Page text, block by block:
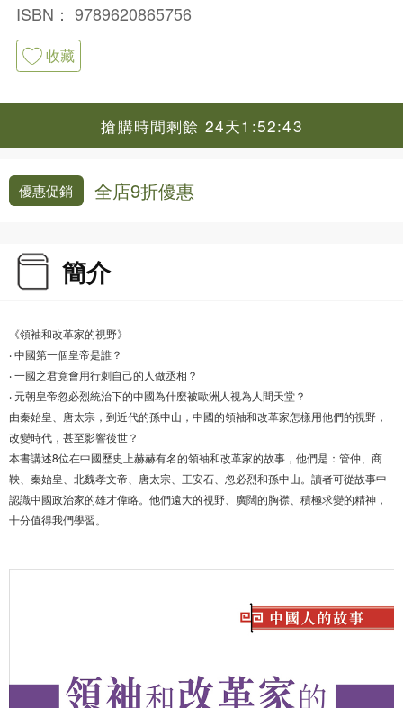
ISBN： 9789620865756
收藏
搶購時間剩餘 24天1:52:42
優惠促銷 全店9折優惠
簡介
《領袖和改革家的視野》
‧ 中國第一個皇帝是誰？
‧ 一國之君竟會用行刺自己的人做丞相？
‧ 元朝皇帝忽必烈統治下的中國為什麼被歐洲人視為人間天堂？
由秦始皇、唐太宗，到近代的孫中山，中國的領袖和改革家怎樣用他們的視野，
改變時代，甚至影響後世？
本書講述8位在中國歷史上赫赫有名的領袖和改革家的故事，他們是：管仲、商
鞅、秦始皇、北魏孝文帝、唐太宗、王安石、忽必烈和孫中山。讀者可從故事中
認識中國政治家的雄才偉略。他們遠大的視野、廣闊的胸襟、積極求變的精神，
十分值得我們學習。